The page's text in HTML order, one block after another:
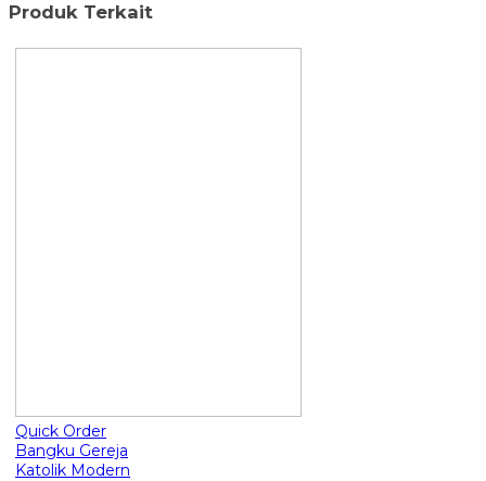
Produk Terkait
Quick Order
Bangku Gereja
Katolik Modern